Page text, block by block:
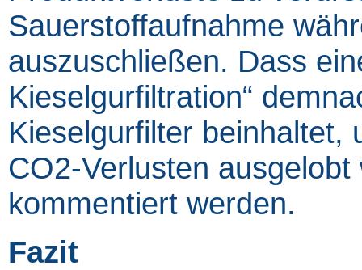
Sauerstoffaufnahme
auszuschließen. Dass
Kieselgurfiltration“
Kieselgurfilter beinhaltet,
CO2-Verlusten
kommentiert werden.
Fazit